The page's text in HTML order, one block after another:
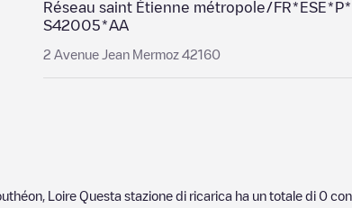
Réseau saint Étienne métropole/FR*ESE*P*
S42005*AA
2 Avenue Jean Mermoz 42160
Loire Questa stazione di ricarica ha un totale di 0